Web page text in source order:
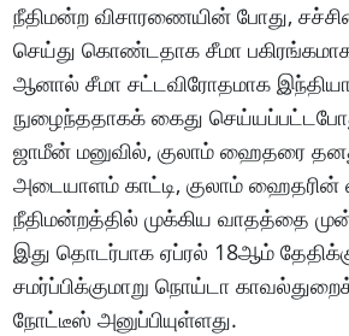
நீதிமன்ற விசாரணையின் போது,
செய்து கொண்டதாக சீமா பகிரங்கமாக
ஆனால் சீமா சட்டவிரோதமாக
நுழைந்ததாகக் கைது
ஜாமீன் மனுவில், குலாம் ஹைதரை
அடையாளம் காட்டி, குலாம் ஹைதரின்
நீதிமன்றத்தில் முக்கிய வாதத்தை
இது தொடர்பாக ஏப்ரல் 18ஆம்
சமர்ப்பிக்குமாறு நொய்டா
நோட்டீஸ் அனுப்பியுள்ளது.